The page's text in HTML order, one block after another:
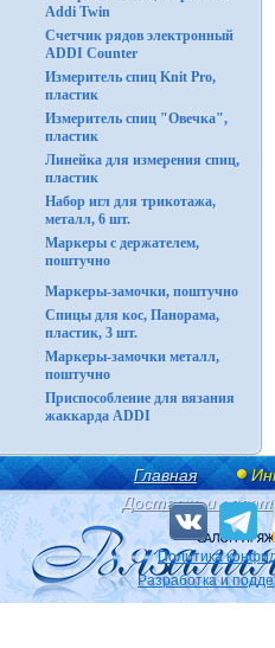
Addi Twin
Счетчик рядов электронный
ADDI Counter
Измеритель спиц Knit Pro,
пластик
Измеритель спиц "Овечка",
пластик
Линейка для измерения спиц,
пластик
Набор игл для трикотажа,
металл, 6 шт.
Маркеры с держателем,
поштучно
Маркеры-замочки, поштучно
Спицы для кос, Панорама,
пластик, 3 шт.
Маркеры-замочки металл,
поштучно
Приспособление для вязания
жаккарда ADDI
Главная
Доставка и
Политика
Разработка и